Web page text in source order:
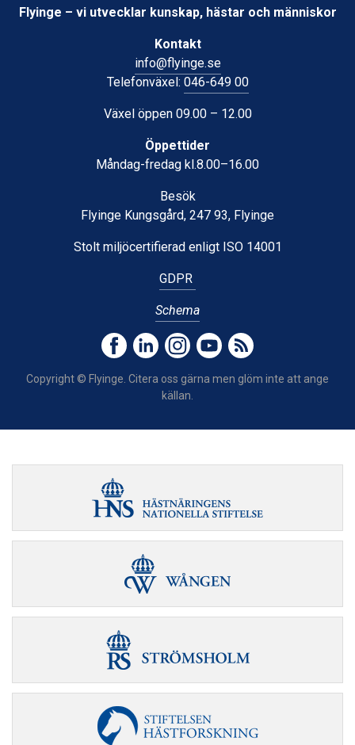
Flyinge – vi utvecklar kunskap, hästar och människor
Kontakt
info@flyinge.se
Telefonväxel: 046-649 00
Växel öppen 09.00 – 12.00
Öppettider
Måndag-fredag kl.8.00–16.00
Besök
Flyinge Kungsgård, 247 93, Flyinge
Stolt miljöcertifierad enligt ISO 14001
GDPR
Schema
Copyright © Flyinge. Citera oss gärna men glöm inte att ange
källan.